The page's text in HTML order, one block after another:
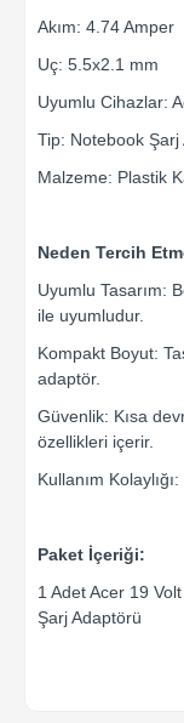
Akım: 4.74 Amper
Uç: 5.5x2.1 mm
Uyumlu Cihazlar:
Tip: Notebook Şarj
Malzeme: Plastik
Neden Tercih
Uyumlu Tasarım:
ile uyumludur.
Kompakt Boyut:
adaptör.
Güvenlik: Kısa
özellikleri içerir.
Kullanım
Paket İçeriği:
1 Adet Acer 19
Şarj Adaptörü